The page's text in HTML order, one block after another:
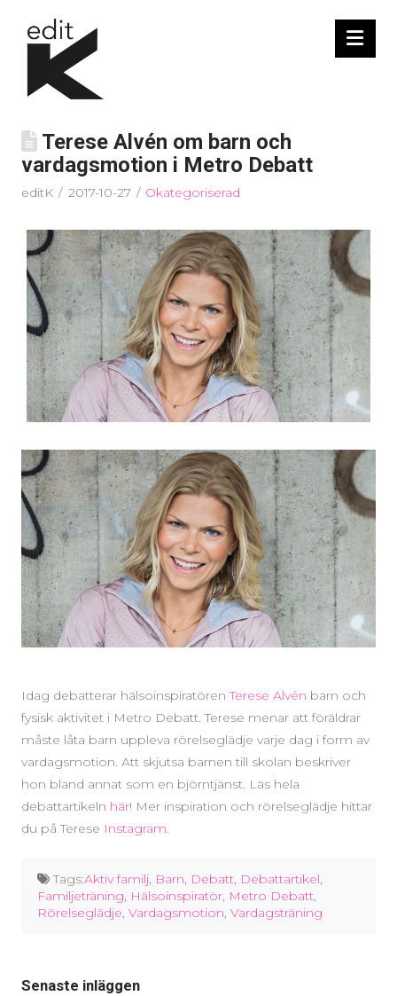
Terese Alvén om barn och
vardagsmotion i Metro Debatt
editK 2017-10-27 Okategoriserad
Idag debatterar hälsoinspiratörenTerese Alvén barn och
fysisk aktivitet i Metro Debatt. Terese menar att föräldrar
måste låta barn uppleva rörelseglädje varje dag i form av
vardagsmotion. Att skjutsa barnen till skolan beskriver
hon bland annat som en björntjänst. Läs hela
debattartikeln här! Mer inspiration och rörelseglädje hittar
du på Terese Instagram.
Tags:Aktiv familj, Barn, Debatt, Debattartikel,
Familjeträning, Hälsoinspiratör, Metro Debatt,
Rörelseglädje, Vardagsmotion, Vardagsträning
Senaste inläggen